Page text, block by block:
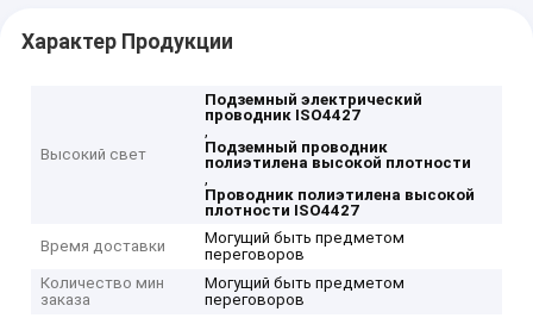
Характер Продукции
Высокий свет
Подземный электрический
проводник ISO4427
,
Подземный проводник
полиэтилена высокой плотности
,
Проводник полиэтилена высокой
плотности ISO4427
Время доставки
Могущий быть предметом
переговоров
Количество мин
заказа
Могущий быть предметом
переговоров